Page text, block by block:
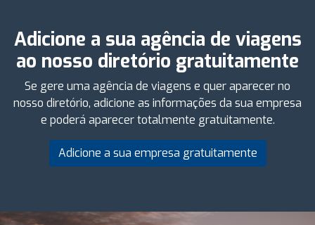
Adicione a sua agência de viagens
ao nosso diretório gratuitamente
Se gere uma agência de viagens e quer aparecer no
nosso diretório, adicione as informações da sua empresa
e poderá aparecer totalmente gratuitamente.
Adicione a sua empresa gratuitamente